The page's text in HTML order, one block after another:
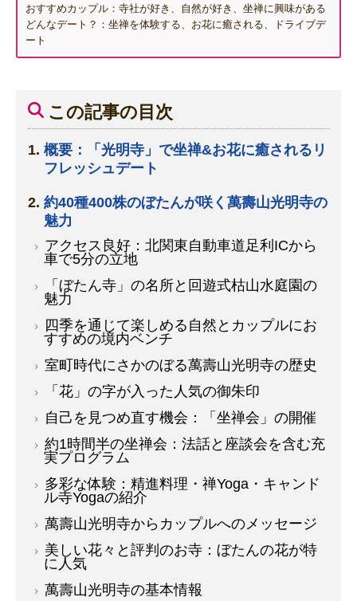
おすすめカップル：寺社が好き、自然が好き、坐禅に興味がある
どんなデート？：坐禅を体験する、お花に癒される、ドライブデ
ート
この記事の目次
概要：「光明寺」で坐禅&お花に癒されるリ
フレッシュデート
約40種400株のぼたんが咲く萬壽山光明寺の
魅力
アクセス良好：北関東自動車道足利ICから
車で5分の立地
「ぼたん寺」の名所と回遊式枯山水庭園の
魅力
四季を通じて楽しめる自然とカップルにお
すすめの境内ベンチ
室町時代にさかのぼる萬壽山光明寺の歴史
「花」の字が入った人気の御朱印
自己を見つめ直す機会：「坐禅会」の開催
約1時間半の坐禅会：法話と座談会を含む充
実プログラム
多彩な体験：精進料理・禅Yoga・キャンド
ル寺Yogaの紹介
萬壽山光明寺からカップルへのメッセージ
美しい花々と評判のお寺：ぼたんの花が特
に人気
萬壽山光明寺の基本情報